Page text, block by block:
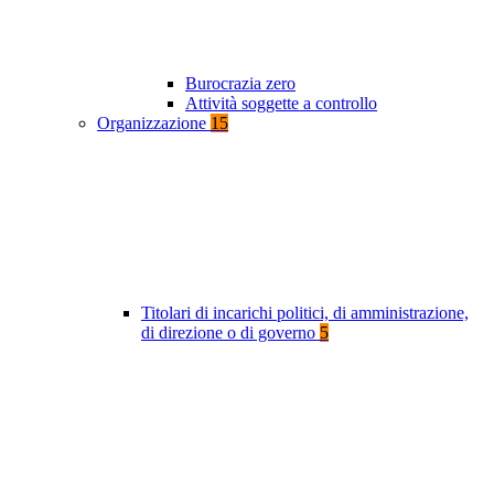
Burocrazia zero
Attività soggette a controllo
Organizzazione 15
Titolari di incarichi politici, di amministrazione,
di direzione o di governo 5